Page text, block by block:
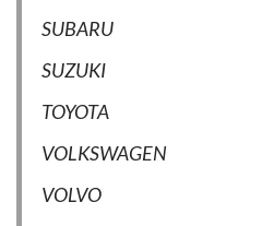
SUBARU
SUZUKI
TOYOTA
VOLKSWAGEN
VOLVO